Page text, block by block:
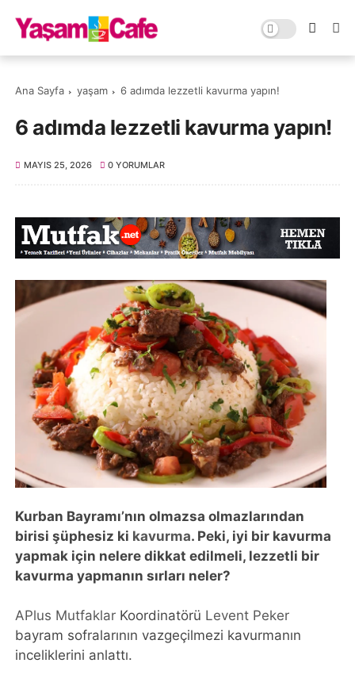
Ana Sayfa yaşam 6 adımda lezzetli kavurma yapın!
6 adımda lezzetli kavurma yapın!
MAYIS 25, 2026 0 YORUMLAR
Kurban Bayramı’nın olmazsa olmazlarından
birisi şüphesiz ki kavurma. Peki, iyi bir kavurma
yapmak için nelere dikkat edilmeli, lezzetli bir
kavurma yapmanın sırları neler?
APlus Mutfaklar Koordinatörü Levent Peker
bayram sofralarının vazgeçilmezi kavurmanın
inceliklerini anlattı.